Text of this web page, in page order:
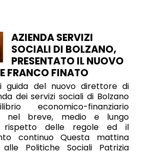
AZIENDA SERVIZI
SOCIALI DI BOLZANO,
PRESENTATO IL NUOVO
FRANCO FINATO
guida del nuovo direttore di
dei servizi sociali di Bolzano
economico-finanziario
nel breve, medio e lungo
rispetto delle regole ed il
continuo Questa mattina
alle Politiche Sociali Patrizia